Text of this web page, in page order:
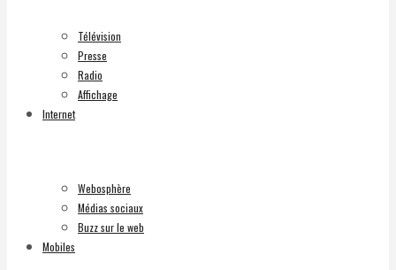
Télévision
Presse
Radio
Affichage
Internet
Webosphère
Médias sociaux
Buzz sur le web
Mobiles